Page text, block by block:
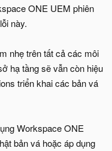
ONE UEM phiên
này.
nhẹ trên tất cả các môi
hạ tầng sẽ vẫn còn hiệu
triển khai các bản vá
Workspace ONE
bản vá hoặc áp dụng